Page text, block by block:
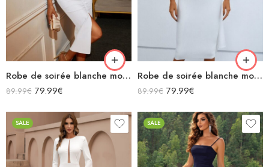
Robe de soirée blanche moulante midi à bretelles spaghettis décolleté v avec découpes
89.99€ 79.99€
Robe de soirée blanche moulante midi licou sans manches
89.99€ 79.99€
SALE SALE